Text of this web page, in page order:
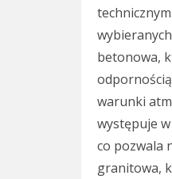
betonowa,
warunki
występuje
co pozwala
granitowa,